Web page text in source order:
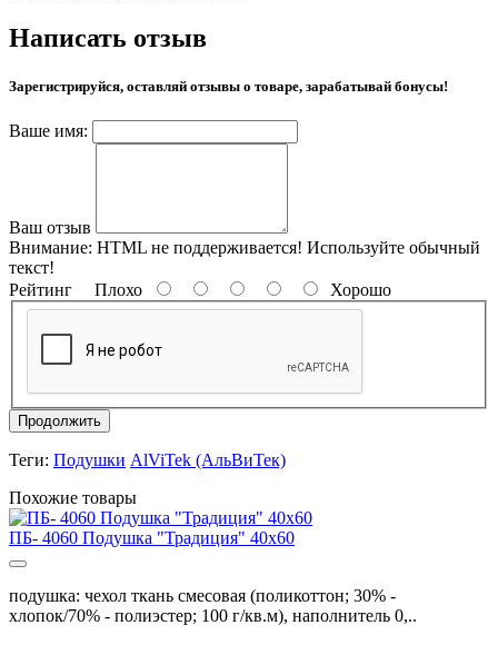
Написать отзыв
Зарегистрируйся, оставляй отзывы о товаре, зарабатывай бонусы!
Ваше имя:
Ваш отзыв
Внимание: HTML не поддерживается! Используйте обычный
текст!
Рейтинг Плохо Хорошо
Продолжить
Теги: Подушки AlViTek (АльВиТек)
Похожие товары
ПБ- 4060 Подушка "Традиция" 40х60
подушка: чехол ткань смесовая (поликоттон; 30% -
хлопок/70% - полиэстер; 100 г/кв.м), наполнитель 0,..